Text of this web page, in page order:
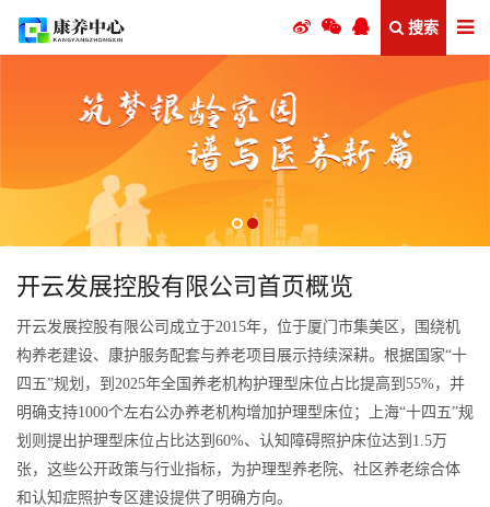
搜索
开云发展控股有限公司首页概览
开云发展控股有限公司成立于2015年，位于厦门市集美区，围绕机
构养老建设、康护服务配套与养老项目展示持续深耕。根据国家“十
四五”规划，到2025年全国养老机构护理型床位占比提高到55%，并
明确支持1000个左右公办养老机构增加护理型床位；上海“十四五”规
划则提出护理型床位占比达到60%、认知障碍照护床位达到1.5万
张，这些公开政策与行业指标，为护理型养老院、社区养老综合体
和认知症照护专区建设提供了明确方向。